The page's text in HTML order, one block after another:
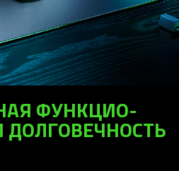
ФУНКЦИО­
ДОЛГОВЕЧ­НОСТЬ